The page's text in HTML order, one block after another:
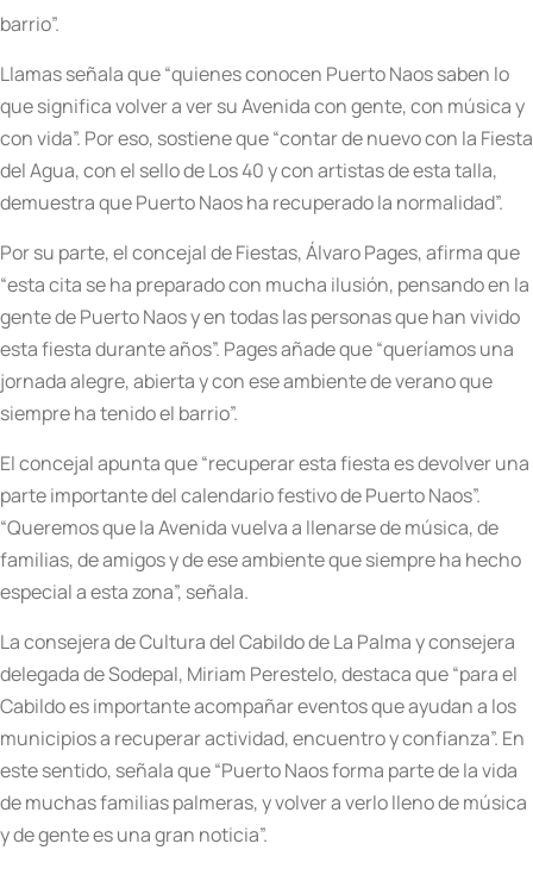
barrio”.
Llamas señala que “quienes conocen Puerto Naos saben lo
que significa volver a ver su Avenida con gente, con música y
con vida”. Por eso, sostiene que “contar de nuevo con la Fiesta
del Agua, con el sello de Los 40 y con artistas de esta talla,
demuestra que Puerto Naos ha recuperado la normalidad”.
Por su parte, el concejal de Fiestas, Álvaro Pages, afirma que
“esta cita se ha preparado con mucha ilusión, pensando en la
gente de Puerto Naos y en todas las personas que han vivido
esta fiesta durante años”. Pages añade que “queríamos una
jornada alegre, abierta y con ese ambiente de verano que
siempre ha tenido el barrio”.
El concejal apunta que “recuperar esta fiesta es devolver una
parte importante del calendario festivo de Puerto Naos”.
“Queremos que la Avenida vuelva a llenarse de música, de
familias, de amigos y de ese ambiente que siempre ha hecho
especial a esta zona”, señala.
La consejera de Cultura del Cabildo de La Palma y consejera
delegada de Sodepal, Miriam Perestelo, destaca que “para el
Cabildo es importante acompañar eventos que ayudan a los
municipios a recuperar actividad, encuentro y confianza”. En
este sentido, señala que “Puerto Naos forma parte de la vida
de muchas familias palmeras, y volver a verlo lleno de música
y de gente es una gran noticia”.